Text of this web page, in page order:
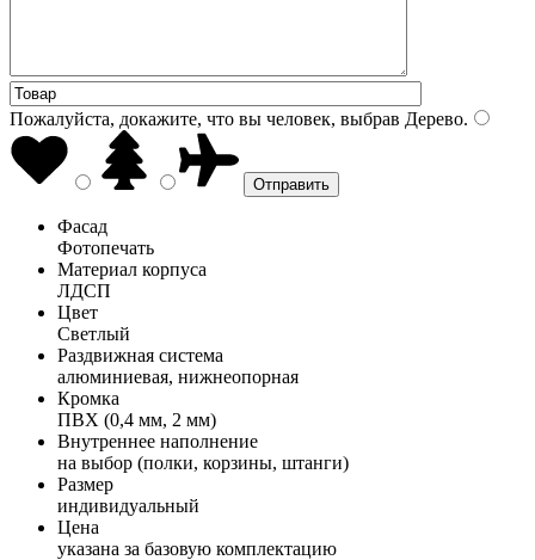
Пожалуйста, докажите, что вы человек, выбрав Дерево.
Фасад
Фотопечать
Материал корпуса
ЛДСП
Цвет
Светлый
Раздвижная система
алюминиевая, нижнеопорная
Кромка
ПВХ (0,4 мм, 2 мм)
Внутреннее наполнение
на выбор (полки, корзины, штанги)
Размер
индивидуальный
Цена
указана за базовую комплектацию